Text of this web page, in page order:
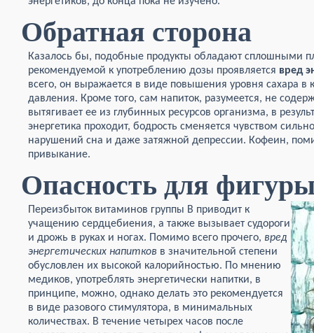
Обратная сторона
Казалось бы, подобные продукты обладают сплошными
рекомендуемой к употреблению дозы проявляется вред
всего, он выражается в виде повышения уровня сахара в
давления. Кроме того, сам напиток, разумеется, не
вытягивает ее из глубинных ресурсов организма, в
энергетика проходит, бодрость сменяется чувством
нарушений сна и даже затяжной депрессии. Кофеин,
привыкание.
Опасность для
Переизбыток витаминов группы В приводит к
учащению сердцебиения, а также вызывает судороги
и дрожь в руках и ногах. Помимо всего прочего, вред
энергетических напитков в значительной степени
обусловлен их высокой калорийностью. По мнению
медиков, употреблять энергетически напитки, в
принципе, можно, однако делать это рекомендуется
в виде разового стимулятора, в минимальных
количествах. В течение четырех часов после